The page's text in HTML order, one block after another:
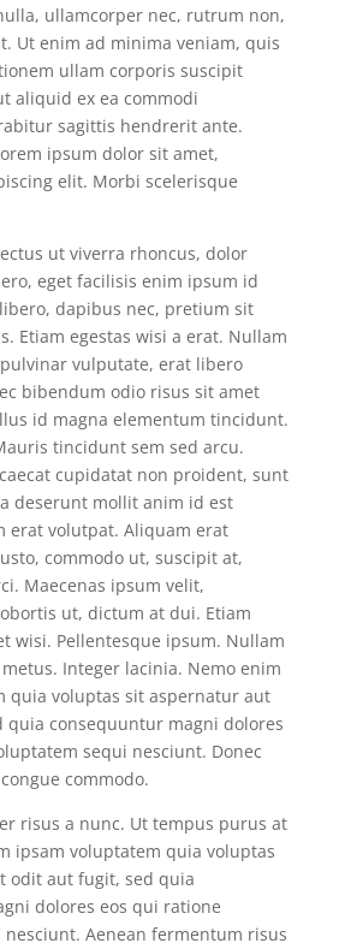
ullamcorper nec, rutrum non,
Ut enim ad minima veniam, quis
ullam corporis suscipit
aliquid ex ea commodi
sagittis hendrerit ante.
ipsum dolor sit amet,
elit. Morbi scelerisque
ut viverra rhoncus, dolor
eget facilisis enim ipsum id
dapibus nec, pretium sit
Etiam egestas wisi a erat. Nullam
vulputate, erat libero
bibendum odio risus sit amet
id magna elementum tincidunt.
tincidunt sem sed arcu.
cupidatat non proident, sunt
deserunt mollit anim id est
erat volutpat. Aliquam erat
commodo ut, suscipit at,
Maecenas ipsum velit,
ut, dictum at dui. Etiam
wisi. Pellentesque ipsum. Nullam
Integer lacinia. Nemo enim
quia voluptas sit aspernatur aut
quia consequuntur magni dolores
sequi nesciunt. Donec
commodo.
risus a nunc. Ut tempus purus at
ipsam voluptatem quia voluptas
odit aut fugit, sed quia
dolores eos qui ratione
Aenean fermentum risus